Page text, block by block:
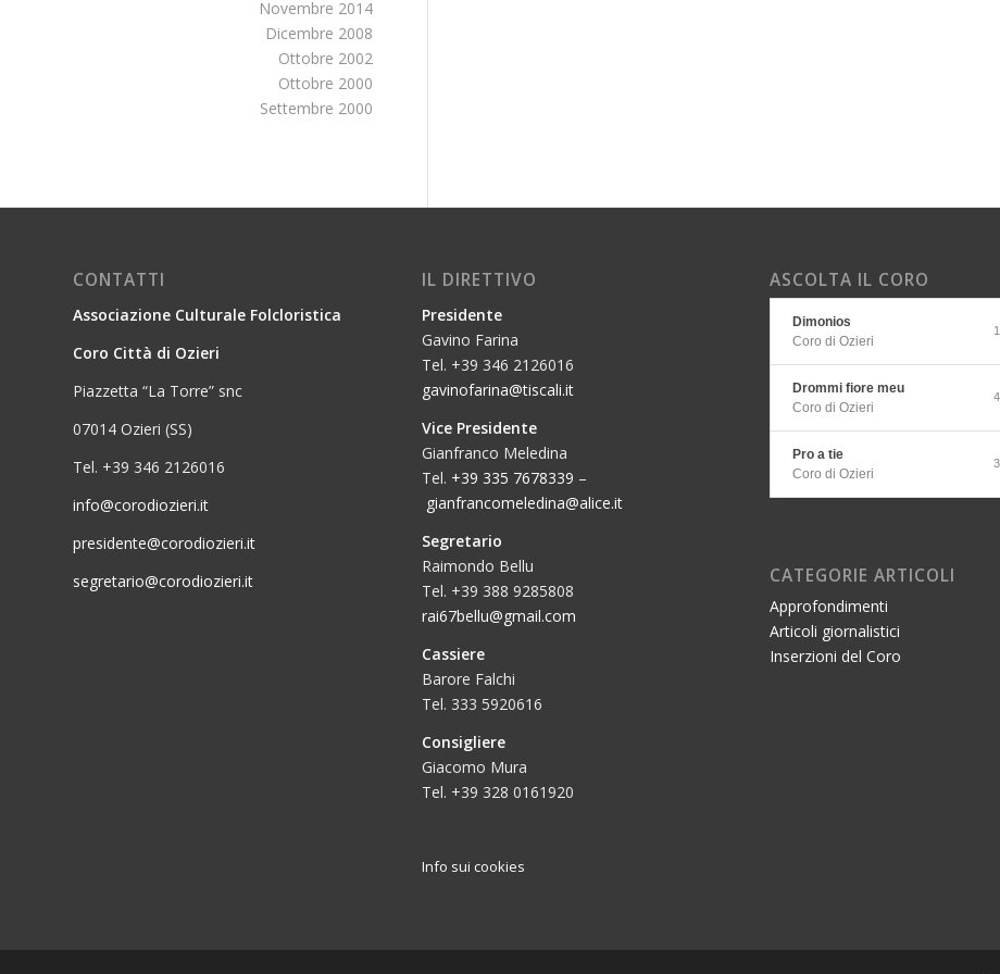
Novembre 2014
Dicembre 2008
Ottobre 2002
Ottobre 2000
Settembre 2000
CONTATTI
Associazione Culturale Folcloristica
Coro Città di Ozieri
Piazzetta “La Torre” snc
07014 Ozieri (SS)
Tel. +39 346 2126016
info@corodiozieri.it
presidente@corodiozieri.it
segretario@corodiozieri.it
IL DIRETTIVO
Presidente
Gavino Farina
Tel. +39 346 2126016
gavinofarina@tiscali.it
Vice Presidente
Gianfranco Meledina
Tel. +39 335 7678339 –
gianfrancomeledina@alice.it
Segretario
Raimondo Bellu
Tel. +39 388 9285808
rai67bellu@gmail.com
Cassiere
Barore Falchi
Tel. 333 5920616
Consigliere
Giacomo Mura
Tel. +39 328 0161920
Info sui cookies
ASCOLTA IL CORO
Dimonios
Coro di Ozieri
Drommi fiore meu
Coro di Ozieri
Pro a tie
Coro di Ozieri
CATEGORIE ARTICOLI
Approfondimenti
Articoli giornalistici
Inserzioni del Coro